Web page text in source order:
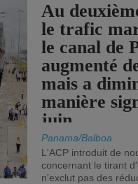
Au
le trafic
le canal de
augmenté
mais a
manière
juin.
Panama/Balboa
L'ACP introduit de
concernant le tirant
n'exclut pas des